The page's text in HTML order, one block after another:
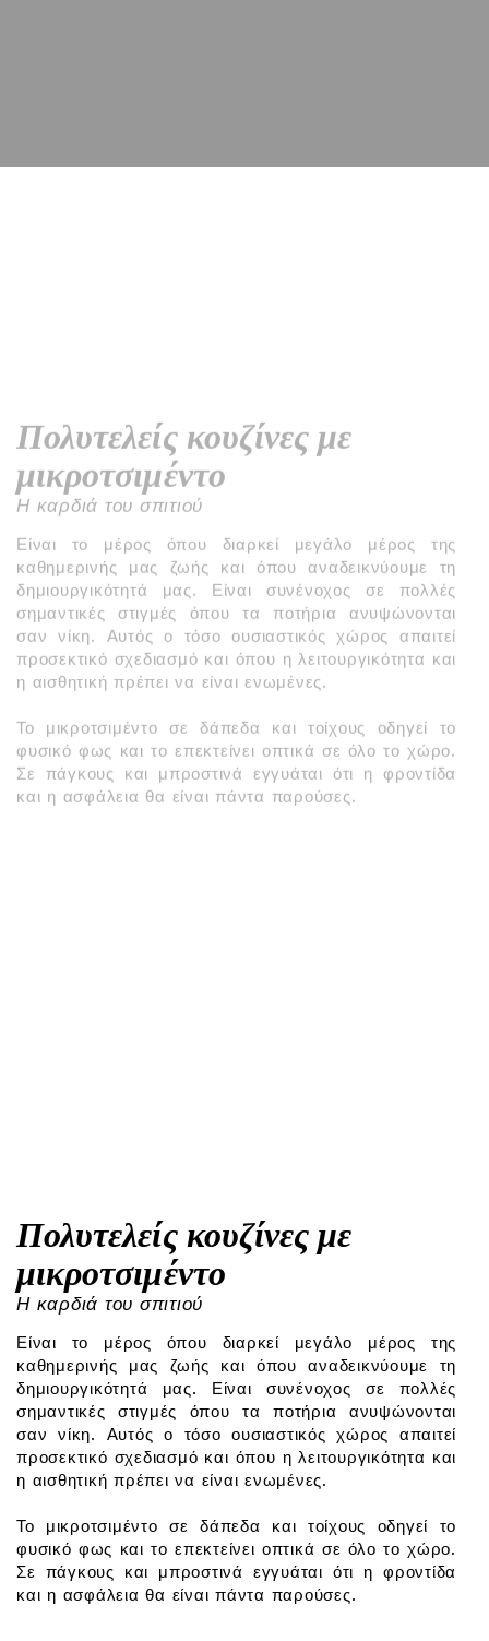
Πολυτελείς κουζίνες με
μικροτσιμέντο
Η καρδιά του σπιτιού
Είναι το μέρος όπου διαρκεί μεγάλο μέρος της
καθημερινής μας ζωής και όπου αναδεικνύουμε τη
δημιουργικότητά μας. Είναι συνένοχος σε πολλές
σημαντικές στιγμές όπου τα ποτήρια ανυψώνονται
σαν νίκη. Αυτός ο τόσο ουσιαστικός χώρος απαιτεί
προσεκτικό σχεδιασμό και όπου η λειτουργικότητα και
η αισθητική πρέπει να είναι ενωμένες.
Το μικροτσιμέντο σε δάπεδα και τοίχους οδηγεί το
φυσικό φως και το επεκτείνει οπτικά σε όλο το χώρο.
Σε πάγκους και μπροστινά εγγυάται ότι η φροντίδα
και η ασφάλεια θα είναι πάντα παρούσες.
Πολυτελείς κουζίνες με
μικροτσιμέντο
Η καρδιά του σπιτιού
Είναι το μέρος όπου διαρκεί μεγάλο μέρος της
καθημερινής μας ζωής και όπου αναδεικνύουμε τη
δημιουργικότητά μας. Είναι συνένοχος σε πολλές
σημαντικές στιγμές όπου τα ποτήρια ανυψώνονται
σαν νίκη. Αυτός ο τόσο ουσιαστικός χώρος απαιτεί
προσεκτικό σχεδιασμό και όπου η λειτουργικότητα και
η αισθητική πρέπει να είναι ενωμένες.
Το μικροτσιμέντο σε δάπεδα και τοίχους οδηγεί το
φυσικό φως και το επεκτείνει οπτικά σε όλο το χώρο.
Σε πάγκους και μπροστινά εγγυάται ότι η φροντίδα
και η ασφάλεια θα είναι πάντα παρούσες.